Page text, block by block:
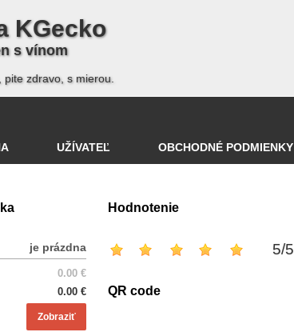
KGecko
s vínom
pite zdravo, s mierou.
UŽÍVATEĽ OBCHODNÉ PODMIENKY
je prázdna
0.00 €
0.00 €
Zobraziť
Hodnotenie
5/5
QR code